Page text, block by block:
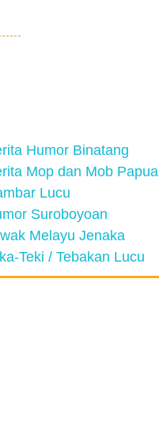
Humor Binatang
Mop dan Mob Papua
Lucu
Suroboyoan
Melayu Jenaka
Teki / Tebakan Lucu